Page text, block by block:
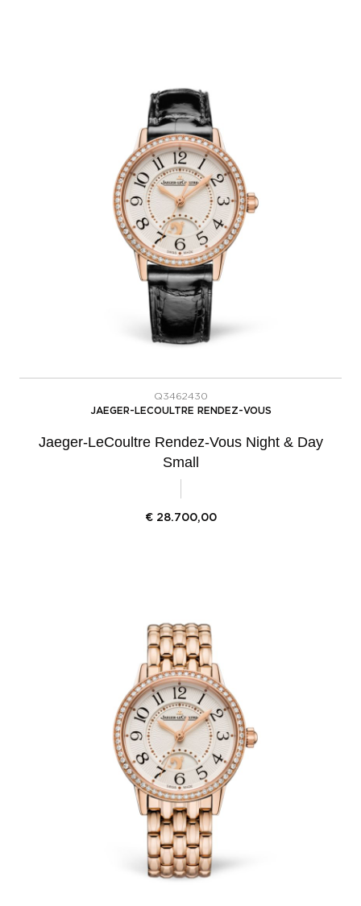
Q3462430
JAEGER-LECOULTRE RENDEZ-VOUS
Jaeger-LeCoultre Rendez-Vous Night & Day
Small
€ 28.700,00